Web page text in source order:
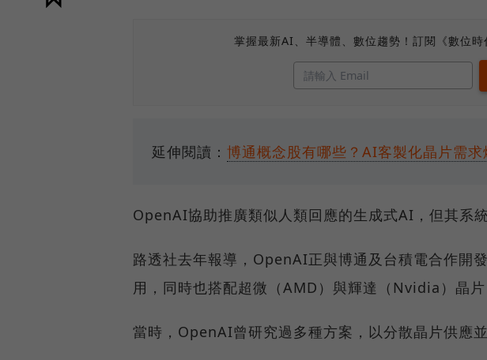
掌握最新AI、半導體、數位趨勢！訂閱《數位
延伸閱讀： 博通概念股有哪些？AI客製化晶片需求
OpenAI協助推廣類似人類回應的生成式AI，但其系
路透社去年報導，OpenAI正與博通及台積電合作開
用，同時也搭配超微（AMD）與輝達（Nvidia）晶片
當時，OpenAI曾研究過多種方案，以分散晶片供應並